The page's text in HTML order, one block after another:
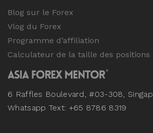
Blog sur le Forex
Vlog du Forex
Programme d’affiliation
Calculateur de la taille des positions
6 Raffles Boulevard, #03-308,
Whatsapp Text: +65 8786 8319